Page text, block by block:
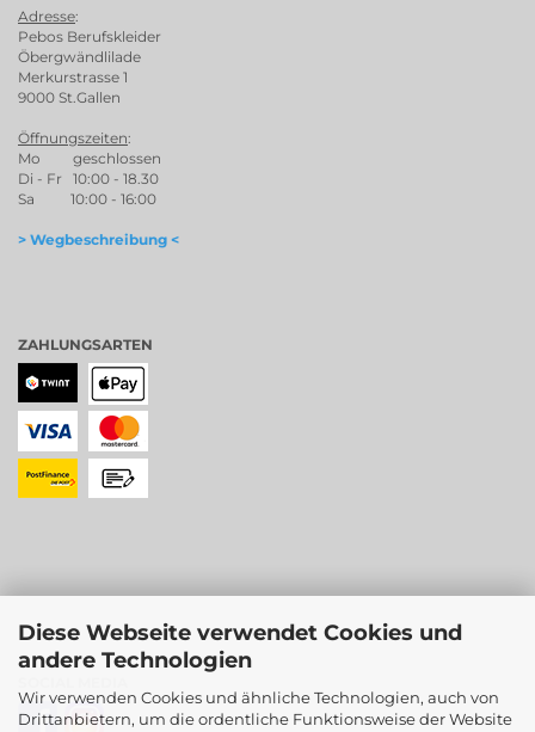
Diese Webseite verwendet Cookies und
andere Technologien
Wir verwenden Cookies und ähnliche Technologien, auch von
Drittanbietern, um die ordentliche Funktionsweise der Website
Adresse:
Pebos Berufskleider
Öbergwändlilade
Merkurstrasse 1
9000 St.Gallen
Öffnungszeiten:
Mo geschlossen
Di - Fr 10:00 - 18.30
Sa 10:00 - 16:00
> Wegbeschreibung <
ZAHLUNGSARTEN